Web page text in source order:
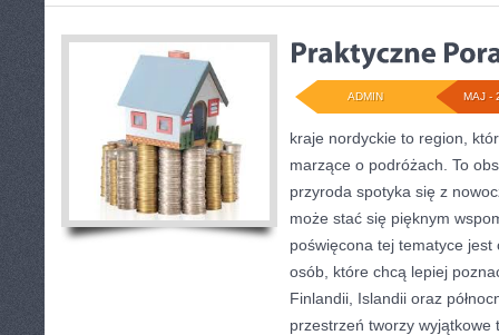
MAJ -
ADMIN
kraje nordyckie to region,
marzące o podróżach. To
przyroda spotyka się z
może stać się pięknym
poświęcona tej tematyce
osób, które chcą lepiej
Finlandii, Islandii oraz
przestrzeń tworzy wyjątkowe